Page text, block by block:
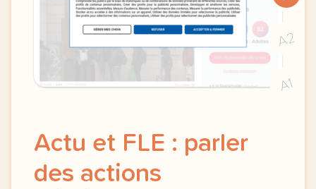
A2
A1
Actu et FLE : parler
des actions